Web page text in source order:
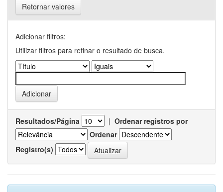
Retornar valores
Adicionar filtros:
Utilizar filtros para refinar o resultado de busca.
Resultados/Página | Ordenar registros por
Ordenar
Registro(s)